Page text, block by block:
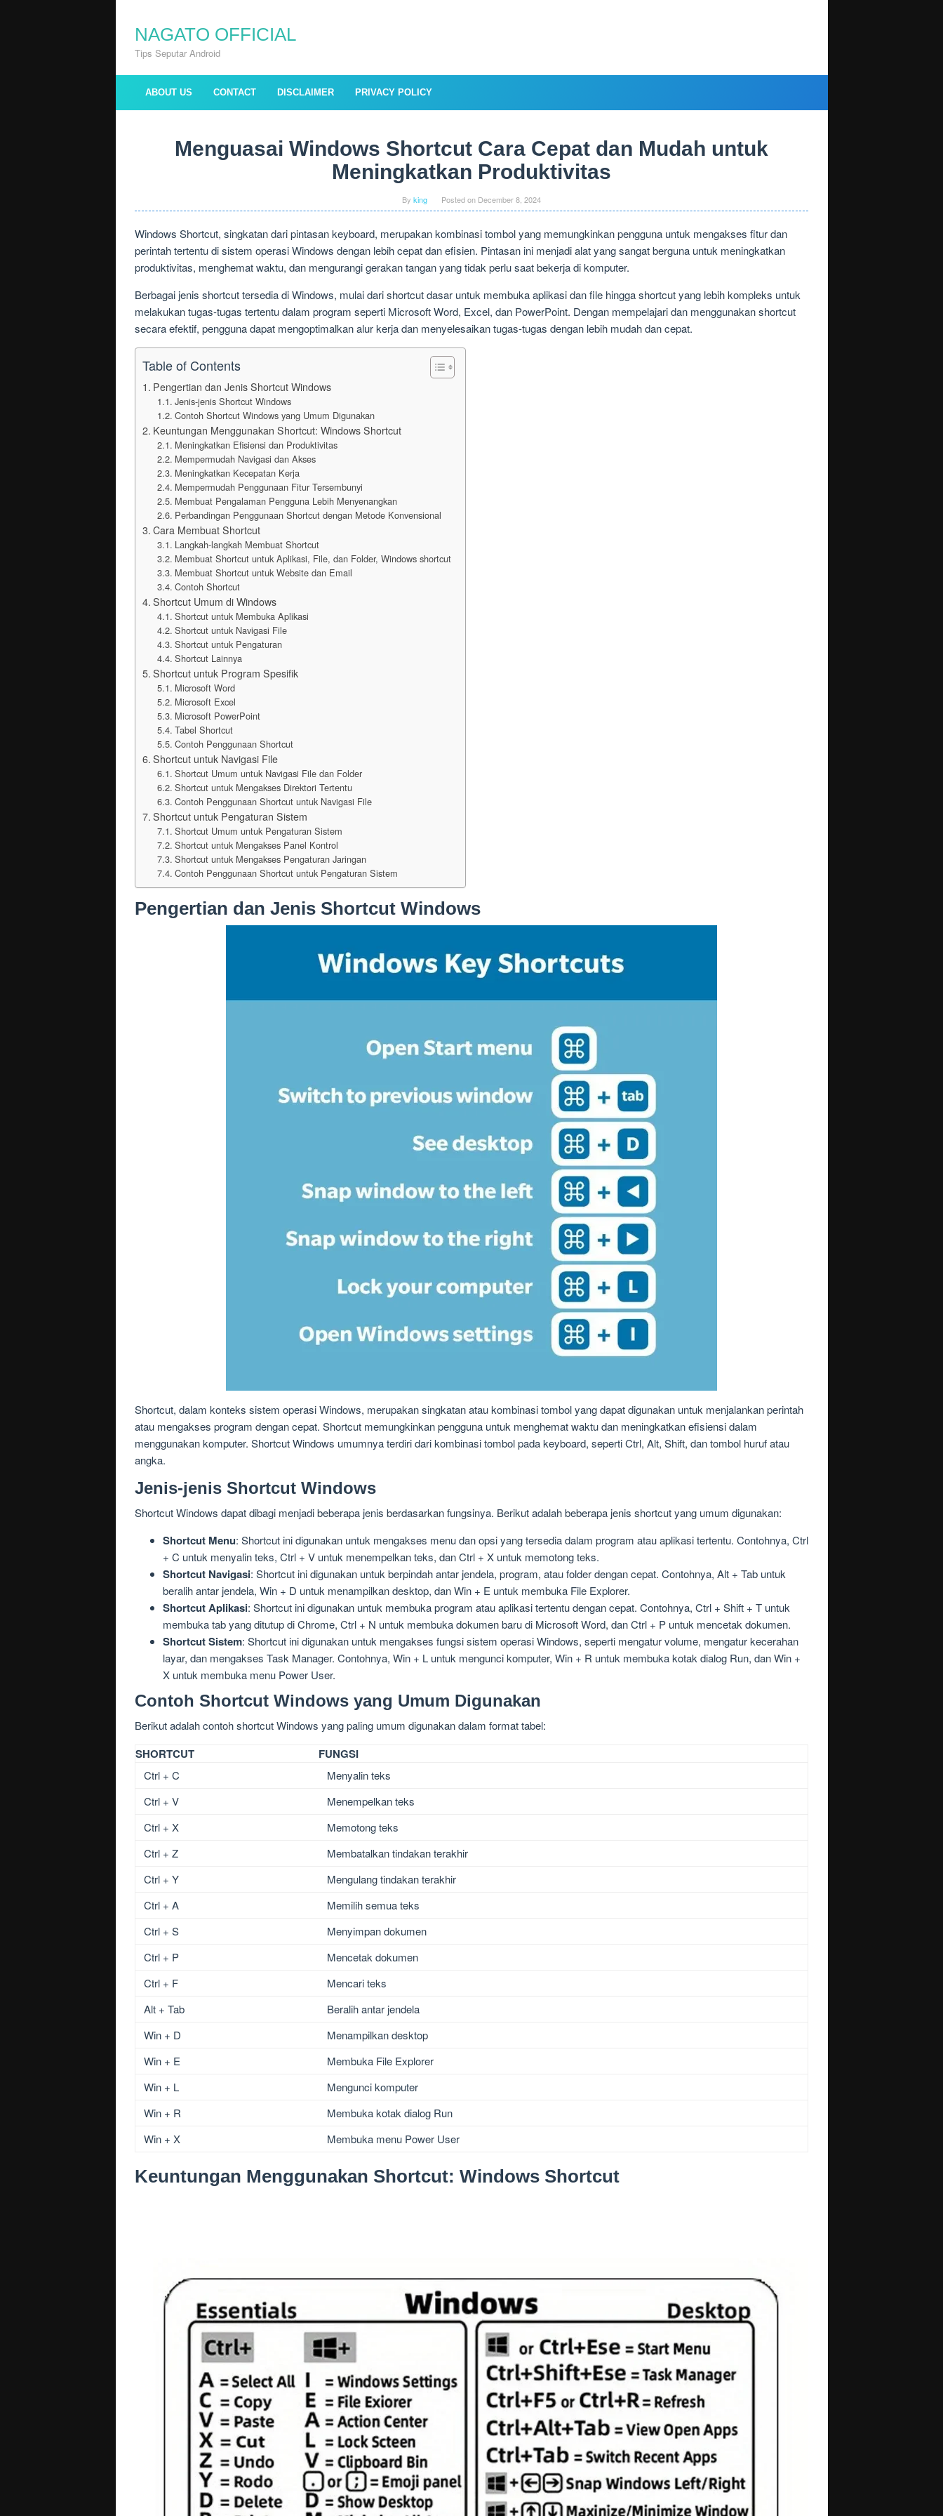
contentNAGATO OFFICIAL
Tips Seputar Android
ABOUT US CONTACT DISCLAIMER PRIVACY POLICY
Menguasai Windows Shortcut Cara Cepat dan Mudah untuk
Meningkatkan Produktivitas
By king Posted on December 8, 2024
Windows Shortcut, singkatan dari pintasan keyboard, merupakan kombinasi tombol yang memungkinkan pengguna untuk mengakses fitur dan
perintah tertentu di sistem operasi Windows dengan lebih cepat dan efisien. Pintasan ini menjadi alat yang sangat berguna untuk meningkatkan
produktivitas, menghemat waktu, dan mengurangi gerakan tangan yang tidak perlu saat bekerja di komputer.
Berbagai jenis shortcut tersedia di Windows, mulai dari shortcut dasar untuk membuka aplikasi dan file hingga shortcut yang lebih kompleks untuk
melakukan tugas-tugas tertentu dalam program seperti Microsoft Word, Excel, dan PowerPoint. Dengan mempelajari dan menggunakan shortcut
secara efektif, pengguna dapat mengoptimalkan alur kerja dan menyelesaikan tugas-tugas dengan lebih mudah dan cepat.
Table of Contents
Pengertian dan Jenis Shortcut Windows
Jenis-jenis Shortcut Windows
Contoh Shortcut Windows yang Umum Digunakan
Keuntungan Menggunakan Shortcut: Windows Shortcut
Meningkatkan Efisiensi dan Produktivitas
Mempermudah Navigasi dan Akses
Meningkatkan Kecepatan Kerja
Mempermudah Penggunaan Fitur Tersembunyi
Membuat Pengalaman Pengguna Lebih Menyenangkan
Perbandingan Penggunaan Shortcut dengan Metode Konvensional
Cara Membuat Shortcut
Langkah-langkah Membuat Shortcut
Membuat Shortcut untuk Aplikasi, File, dan Folder, Windows shortcut
Membuat Shortcut untuk Website dan Email
Contoh Shortcut
Shortcut Umum di Windows
Shortcut untuk Membuka Aplikasi
Shortcut untuk Navigasi File
Shortcut untuk Pengaturan
Shortcut Lainnya
Shortcut untuk Program Spesifik
Microsoft Word
Microsoft Excel
Microsoft PowerPoint
Tabel Shortcut
Contoh Penggunaan Shortcut
Shortcut untuk Navigasi File
Shortcut Umum untuk Navigasi File dan Folder
Shortcut untuk Mengakses Direktori Tertentu
Contoh Penggunaan Shortcut untuk Navigasi File
Shortcut untuk Pengaturan Sistem
Shortcut Umum untuk Pengaturan Sistem
Shortcut untuk Mengakses Panel Kontrol
Shortcut untuk Mengakses Pengaturan Jaringan
Contoh Penggunaan Shortcut untuk Pengaturan Sistem
Pengertian dan Jenis Shortcut Windows
Shortcut, dalam konteks sistem operasi Windows, merupakan singkatan atau kombinasi tombol yang dapat digunakan untuk menjalankan perintah
atau mengakses program dengan cepat. Shortcut memungkinkan pengguna untuk menghemat waktu dan meningkatkan efisiensi dalam
menggunakan komputer. Shortcut Windows umumnya terdiri dari kombinasi tombol pada keyboard, seperti Ctrl, Alt, Shift, dan tombol huruf atau
angka.
Jenis-jenis Shortcut Windows
Shortcut Windows dapat dibagi menjadi beberapa jenis berdasarkan fungsinya. Berikut adalah beberapa jenis shortcut yang umum digunakan:
Shortcut Menu: Shortcut ini digunakan untuk mengakses menu dan opsi yang tersedia dalam program atau aplikasi tertentu. Contohnya, Ctrl
+ C untuk menyalin teks, Ctrl + V untuk menempelkan teks, dan Ctrl + X untuk memotong teks.
Shortcut Navigasi: Shortcut ini digunakan untuk berpindah antar jendela, program, atau folder dengan cepat. Contohnya, Alt + Tab untuk
beralih antar jendela, Win + D untuk menampilkan desktop, dan Win + E untuk membuka File Explorer.
Shortcut Aplikasi: Shortcut ini digunakan untuk membuka program atau aplikasi tertentu dengan cepat. Contohnya, Ctrl + Shift + T untuk
membuka tab yang ditutup di Chrome, Ctrl + N untuk membuka dokumen baru di Microsoft Word, dan Ctrl + P untuk mencetak dokumen.
Shortcut Sistem: Shortcut ini digunakan untuk mengakses fungsi sistem operasi Windows, seperti mengatur volume, mengatur kecerahan
layar, dan mengakses Task Manager. Contohnya, Win + L untuk mengunci komputer, Win + R untuk membuka kotak dialog Run, dan Win +
X untuk membuka menu Power User.
Contoh Shortcut Windows yang Umum Digunakan
Berikut adalah contoh shortcut Windows yang paling umum digunakan dalam format tabel:
SHORTCUT FUNGSI
Ctrl + C
Menyalin teks
Ctrl + V
Menempelkan teks
Ctrl + X
Memotong teks
Ctrl + Z
Membatalkan tindakan terakhir
Ctrl + Y
Mengulang tindakan terakhir
Ctrl + A
Memilih semua teks
Ctrl + S
Menyimpan dokumen
Ctrl + P
Mencetak dokumen
Ctrl + F
Mencari teks
Alt + Tab
Beralih antar jendela
Win + D
Menampilkan desktop
Win + E
Membuka File Explorer
Win + L
Mengunci komputer
Win + R
Membuka kotak dialog Run
Win + X
Membuka menu Power User
Keuntungan Menggunakan Shortcut: Windows Shortcut